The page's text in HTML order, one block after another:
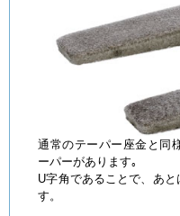
通常のテーパー座金と同
ーパーがあります｡
U字角であることで、あ
す。